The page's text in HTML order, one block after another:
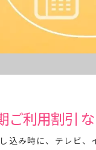
ご利用割引
込み時に、テレビ